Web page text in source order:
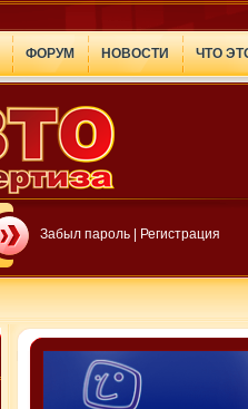
ФОРУМ НОВОСТИ ЧТО
Забыл пароль Регистрация